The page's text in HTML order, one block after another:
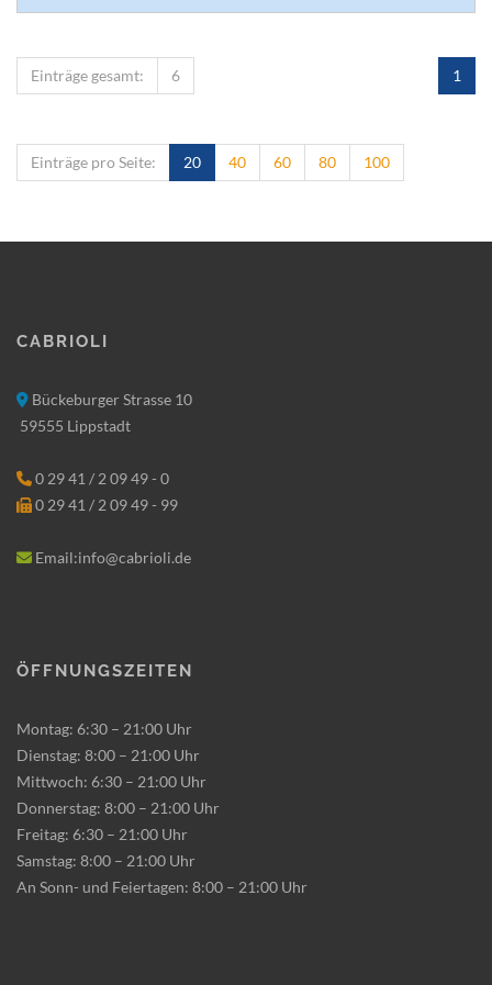
1
Einträge gesamt: 6
Einträge pro Seite: 20 40 60 80 100
Cabrioli
Bückeburger Strasse 10
59555 Lippstadt
0 29 41 / 2 09 49 - 0
0 29 41 / 2 09 49 - 99
Email:info@cabrioli.de
Öffnungszeiten
Montag: 6:30 – 21:00 Uhr
Dienstag: 8:00 – 21:00 Uhr
Mittwoch: 6:30 – 21:00 Uhr
Donnerstag: 8:00 – 21:00 Uhr
Freitag: 6:30 – 21:00 Uhr
Samstag: 8:00 – 21:00 Uhr
An Sonn- und Feiertagen: 8:00 – 21:00 Uhr